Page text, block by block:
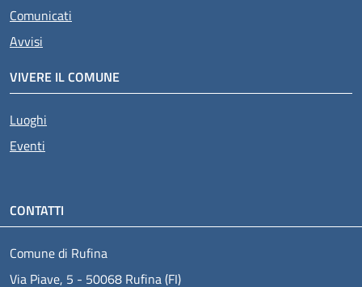
Comunicati
Avvisi
VIVERE IL COMUNE
Luoghi
Eventi
CONTATTI
Comune di Rufina
Via Piave, 5 - 50068 Rufina (FI)